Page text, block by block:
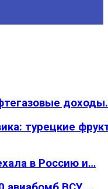
турецкие
в Россию и…